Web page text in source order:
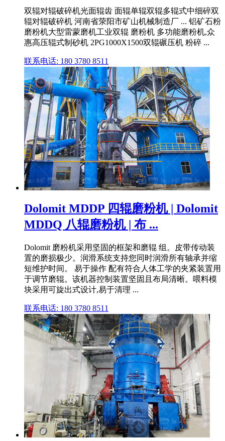
双辊对辊破碎机光面辊齿 面辊单辊双辊多辊式中细碎双
辊对辊破碎机 河南省荥阳市矿山机械制造厂 ... 铝矿石粉
磨粉机大型雷蒙磨机工业双辊 磨粉机 多功能磨粉机,众
惠高压辊式制砂机 2PG1000X1500双辊碾压机 粉碎 ...
联系电话: 180 3780 8511
Dolomit MDDP 四辊磨粉机 | Dolomit
MDDQ 八辊磨粉机 | 布 ...
Dolomit 磨粉机采用坚固的框架和磨辊 组。皮带传动装
置的磨损极少。润滑系统支持您同时润滑所有轴承并缩
短维护时间。 易于操作 配有符合人体工学的夹紧装置用
于调节磨辊。该机器控制装置坚固且布局清晰。喂料模
块采用可旋出式设计,易于清理 ...
联系电话: 180 3780 8511